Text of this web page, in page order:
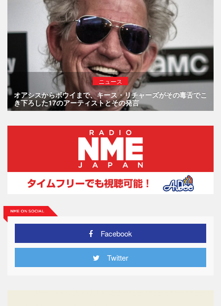
ニュース
オアシスからボウイまで、キース・リチャーズがその毒舌でこ
き下ろした17のアーティストとその発言
Facebook
Twitter